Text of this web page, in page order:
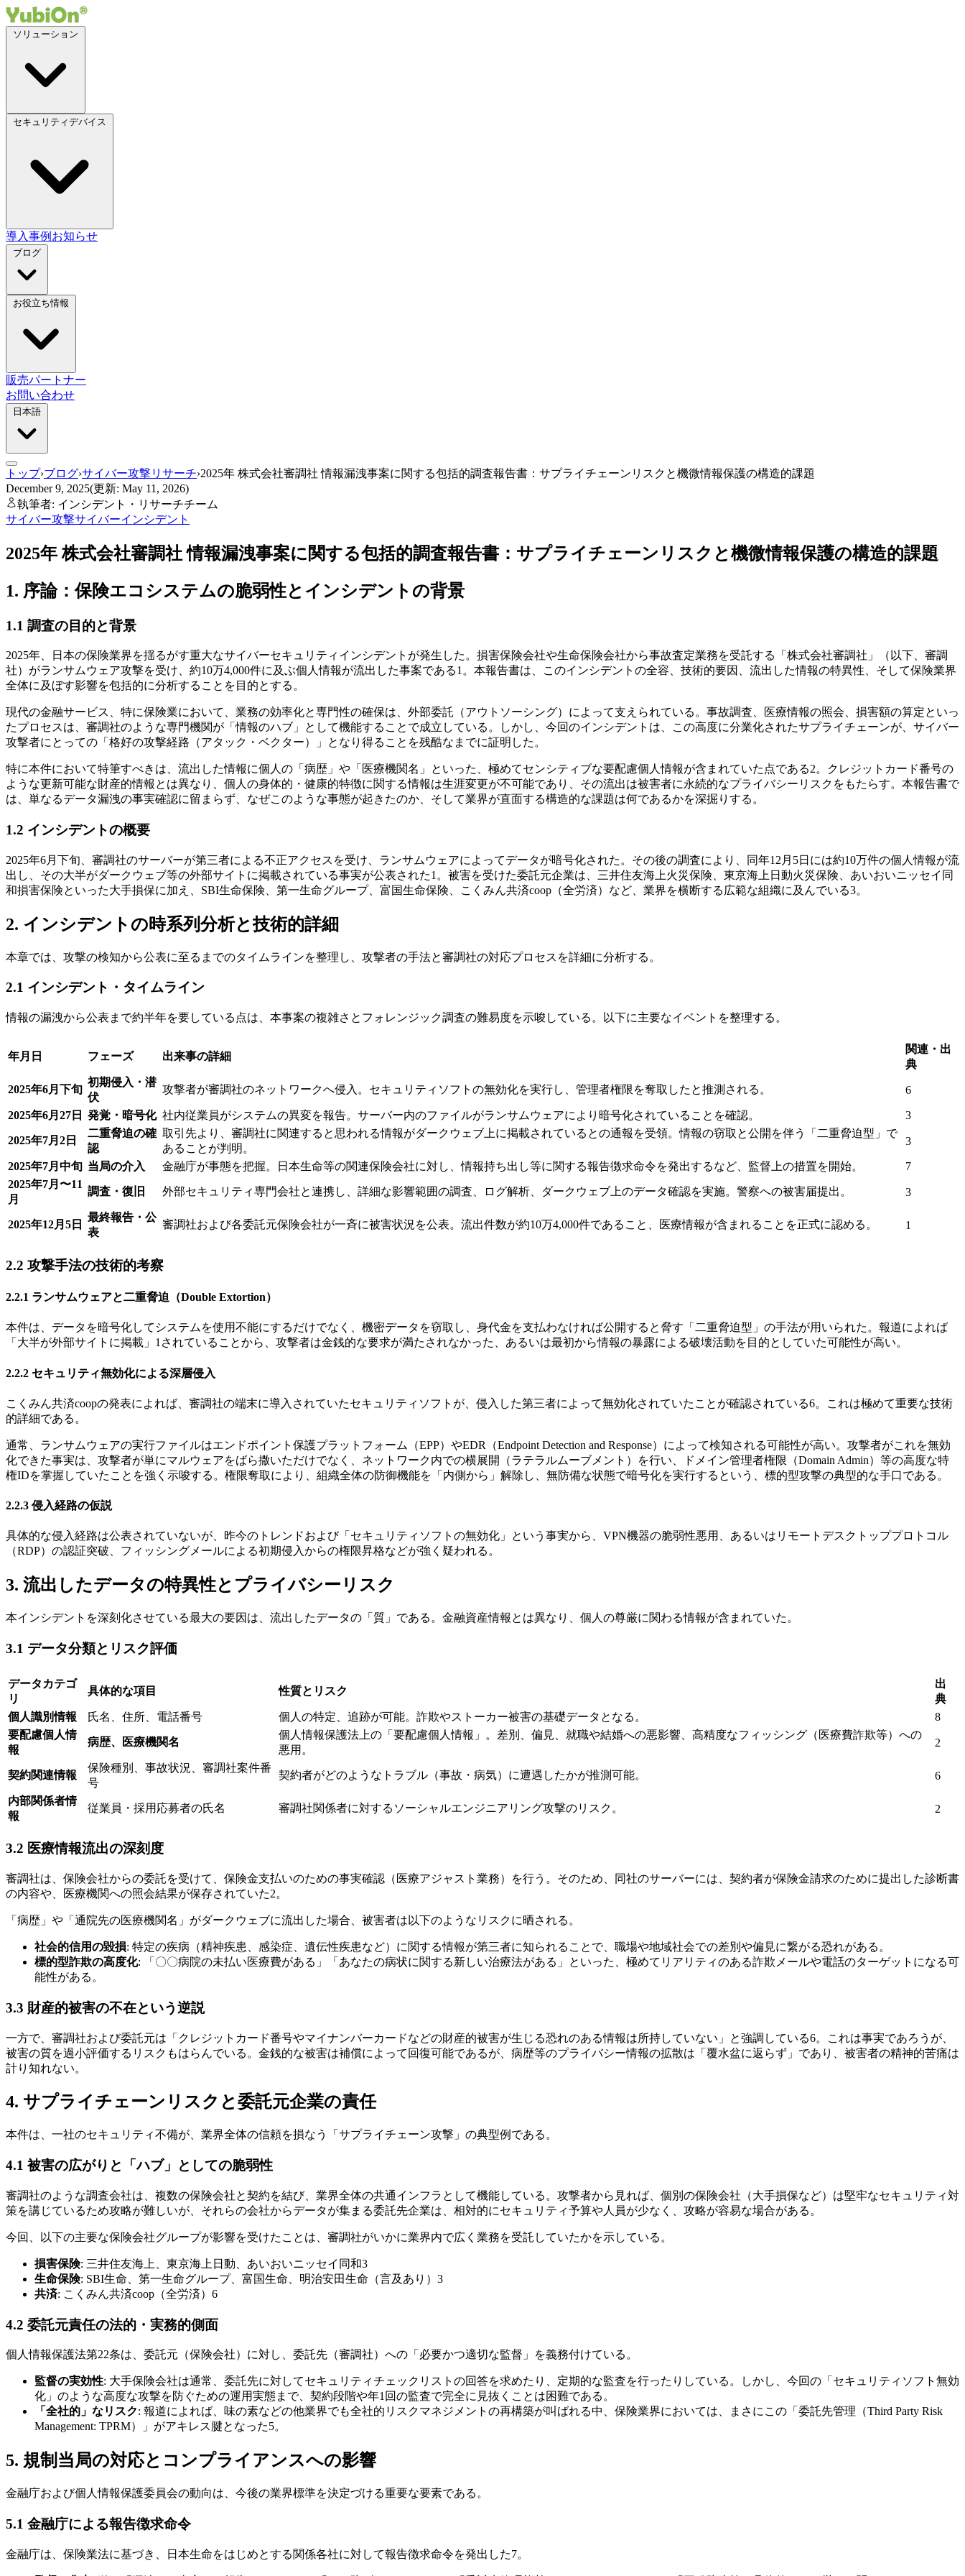
導入事例 お知らせ
販売パートナー
お問い合わせ
トップ›ブログ›サイバー攻撃リサーチ›2025年 株式会社審調社 情報漏洩事案に関する包括的調査報告書：サプライチェーンリスクと機微情報保護の構造的課題
December 9, 2025(更新: May 11, 2026)
執筆者: インシデント・リサーチチーム
サイバー攻撃サイバーインシデント
2025年 株式会社審調社 情報漏洩事案に関する包括的調査報告書：サプライチェーンリスクと機微情報保護の構造的課題
1. 序論：保険エコシステムの脆弱性とインシデントの背景
1.1 調査の目的と背景
2025年、日本の保険業界を揺るがす重大なサイバーセキュリティインシデントが発生した。損害保険会社や生命保険会社から事故査定業務を受託する「株式会社審調社」（以下、審調
社）がランサムウェア攻撃を受け、約10万4,000件に及ぶ個人情報が流出した事案である1。本報告書は、このインシデントの全容、技術的要因、流出した情報の特異性、そして保険業界
全体に及ぼす影響を包括的に分析することを目的とする。
現代の金融サービス、特に保険業において、業務の効率化と専門性の確保は、外部委託（アウトソーシング）によって支えられている。事故調査、医療情報の照会、損害額の算定といっ
たプロセスは、審調社のような専門機関が「情報のハブ」として機能することで成立している。しかし、今回のインシデントは、この高度に分業化されたサプライチェーンが、サイバー
攻撃者にとっての「格好の攻撃経路（アタック・ベクター）」となり得ることを残酷なまでに証明した。
特に本件において特筆すべきは、流出した情報に個人の「病歴」や「医療機関名」といった、極めてセンシティブな要配慮個人情報が含まれていた点である2。クレジットカード番号の
ような更新可能な財産的情報とは異なり、個人の身体的・健康的特徴に関する情報は生涯変更が不可能であり、その流出は被害者に永続的なプライバシーリスクをもたらす。本報告書で
は、単なるデータ漏洩の事実確認に留まらず、なぜこのような事態が起きたのか、そして業界が直面する構造的な課題は何であるかを深掘りする。
1.2 インシデントの概要
2025年6月下旬、審調社のサーバーが第三者による不正アクセスを受け、ランサムウェアによってデータが暗号化された。その後の調査により、同年12月5日には約10万件の個人情報が流
出し、その大半がダークウェブ等の外部サイトに掲載されている事実が公表された1。被害を受けた委託元企業は、三井住友海上火災保険、東京海上日動火災保険、あいおいニッセイ同
和損害保険といった大手損保に加え、SBI生命保険、第一生命グループ、富国生命保険、こくみん共済coop（全労済）など、業界を横断する広範な組織に及んでいる3。
2. インシデントの時系列分析と技術的詳細
本章では、攻撃の検知から公表に至るまでのタイムラインを整理し、攻撃者の手法と審調社の対応プロセスを詳細に分析する。
2.1 インシデント・タイムライン
情報の漏洩から公表まで約半年を要している点は、本事案の複雑さとフォレンジック調査の難易度を示唆している。以下に主要なイベントを整理する。
年月日 フェーズ 出来事の詳細
関連・出
典
2025年6月下旬
初期侵入・潜
伏
攻撃者が審調社のネットワークへ侵入。セキュリティソフトの無効化を実行し、管理者権限を奪取したと推測される。 6
2025年6月27日 発覚・暗号化 社内従業員がシステムの異変を報告。サーバー内のファイルがランサムウェアにより暗号化されていることを確認。 3
2025年7月2日
二重脅迫の確
認
取引先より、審調社に関連すると思われる情報がダークウェブ上に掲載されているとの通報を受領。情報の窃取と公開を伴う「二重脅迫型」で
あることが判明。
3
2025年7月中旬 当局の介入 金融庁が事態を把握。日本生命等の関連保険会社に対し、情報持ち出し等に関する報告徴求命令を発出するなど、監督上の措置を開始。
7
2025年7月〜11
月
調査・復旧 外部セキュリティ専門会社と連携し、詳細な影響範囲の調査、ログ解析、ダークウェブ上のデータ確認を実施。警察への被害届提出。 3
2025年12月5日
最終報告・公
表
審調社および各委託元保険会社が一斉に被害状況を公表。流出件数が約10万4,000件であること、医療情報が含まれることを正式に認める。 1
2.2 攻撃手法の技術的考察
2.2.1 ランサムウェアと二重脅迫（Double Extortion）
本件は、データを暗号化してシステムを使用不能にするだけでなく、機密データを窃取し、身代金を支払わなければ公開すると脅す「二重脅迫型」の手法が用いられた。報道によれば
「大半が外部サイトに掲載」1されていることから、攻撃者は金銭的な要求が満たされなかった、あるいは最初から情報の暴露による破壊活動を目的としていた可能性が高い。
2.2.2 セキュリティ無効化による深層侵入
こくみん共済coopの発表によれば、審調社の端末に導入されていたセキュリティソフトが、侵入した第三者によって無効化されていたことが確認されている6。これは極めて重要な技術
的詳細である。
通常、ランサムウェアの実行ファイルはエンドポイント保護プラットフォーム（EPP）やEDR（Endpoint Detection and Response）によって検知される可能性が高い。攻撃者がこれを無効
化できた事実は、攻撃者が単にマルウェアをばら撒いただけでなく、ネットワーク内での横展開（ラテラルムーブメント）を行い、ドメイン管理者権限（Domain Admin）等の高度な特
権IDを掌握していたことを強く示唆する。権限奪取により、組織全体の防御機能を「内側から」解除し、無防備な状態で暗号化を実行するという、標的型攻撃の典型的な手口である。
2.2.3 侵入経路の仮説
具体的な侵入経路は公表されていないが、昨今のトレンドおよび「セキュリティソフトの無効化」という事実から、VPN機器の脆弱性悪用、あるいはリモートデスクトッププロトコル
（RDP）の認証突破、フィッシングメールによる初期侵入からの権限昇格などが強く疑われる。
3. 流出したデータの特異性とプライバシーリスク
本インシデントを深刻化させている最大の要因は、流出したデータの「質」である。金融資産情報とは異なり、個人の尊厳に関わる情報が含まれていた。
3.1 データ分類とリスク評価
データカテゴ
リ
具体的な項目 性質とリスク
出
典
個人識別情報
氏名、住所、電話番号 個人の特定、追跡が可能。詐欺やストーカー被害の基礎データとなる。
8
要配慮個人情
報
病歴、医療機関名
個人情報保護法上の「要配慮個人情報」。差別、偏見、就職や結婚への悪影響、高精度なフィッシング（医療費詐欺等）への
悪用。
2
契約関連情報
保険種別、事故状況、審調社案件番
号
契約者がどのようなトラブル（事故・病気）に遭遇したかが推測可能。 6
内部関係者情
報
従業員・採用応募者の氏名 審調社関係者に対するソーシャルエンジニアリング攻撃のリスク。 2
3.2 医療情報流出の深刻度
審調社は、保険会社からの委託を受けて、保険金支払いのための事実確認（医療アジャスト業務）を行う。そのため、同社のサーバーには、契約者が保険金請求のために提出した診断書
の内容や、医療機関への照会結果が保存されていた2。
「病歴」や「通院先の医療機関名」がダークウェブに流出した場合、被害者は以下のようなリスクに晒される。
社会的信用の毀損: 特定の疾病（精神疾患、感染症、遺伝性疾患など）に関する情報が第三者に知られることで、職場や地域社会での差別や偏見に繋がる恐れがある。
標的型詐欺の高度化: 「〇〇病院の未払い医療費がある」「あなたの病状に関する新しい治療法がある」といった、極めてリアリティのある詐欺メールや電話のターゲットになる可
能性がある。
3.3 財産的被害の不在という逆説
一方で、審調社および委託元は「クレジットカード番号やマイナンバーカードなどの財産的被害が生じる恐れのある情報は所持していない」と強調している6。これは事実であろうが、
被害の質を過小評価するリスクもはらんでいる。金銭的な被害は補償によって回復可能であるが、病歴等のプライバシー情報の拡散は「覆水盆に返らず」であり、被害者の精神的苦痛は
計り知れない。
4. サプライチェーンリスクと委託元企業の責任
本件は、一社のセキュリティ不備が、業界全体の信頼を損なう「サプライチェーン攻撃」の典型例である。
4.1 被害の広がりと「ハブ」としての脆弱性
審調社のような調査会社は、複数の保険会社と契約を結び、業界全体の共通インフラとして機能している。攻撃者から見れば、個別の保険会社（大手損保など）は堅牢なセキュリティ対
策を講じているため攻略が難しいが、それらの会社からデータが集まる委託先企業は、相対的にセキュリティ予算や人員が少なく、攻略が容易な場合がある。
今回、以下の主要な保険会社グループが影響を受けたことは、審調社がいかに業界内で広く業務を受託していたかを示している。
損害保険: 三井住友海上、東京海上日動、あいおいニッセイ同和3
生命保険: SBI生命、第一生命グループ、富国生命、明治安田生命（言及あり）3
共済: こくみん共済coop（全労済）6
4.2 委託元責任の法的・実務的側面
個人情報保護法第22条は、委託元（保険会社）に対し、委託先（審調社）への「必要かつ適切な監督」を義務付けている。
監督の実効性: 大手保険会社は通常、委託先に対してセキュリティチェックリストの回答を求めたり、定期的な監査を行ったりしている。しかし、今回の「セキュリティソフト無効
化」のような高度な攻撃を防ぐための運用実態まで、契約段階や年1回の監査で完全に見抜くことは困難である。
「全社的」なリスク: 報道によれば、味の素などの他業界でも全社的リスクマネジメントの再構築が叫ばれる中、保険業界においては、まさにこの「委託先管理（Third Party Risk
Management: TPRM）」がアキレス腱となった5。
5. 規制当局の対応とコンプライアンスへの影響
金融庁および個人情報保護委員会の動向は、今後の業界標準を決定づける重要な要素である。
5.1 金融庁による報告徴求命令
金融庁は、保険業法に基づき、日本生命をはじめとする関係各社に対して報告徴求命令を発出した7。